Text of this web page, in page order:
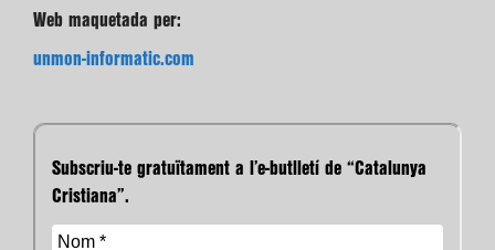
Web maquetada per:
unmon-informatic.com
Subscriu-te gratuïtament a l’e-butlletí de “Catalunya
Cristiana”.